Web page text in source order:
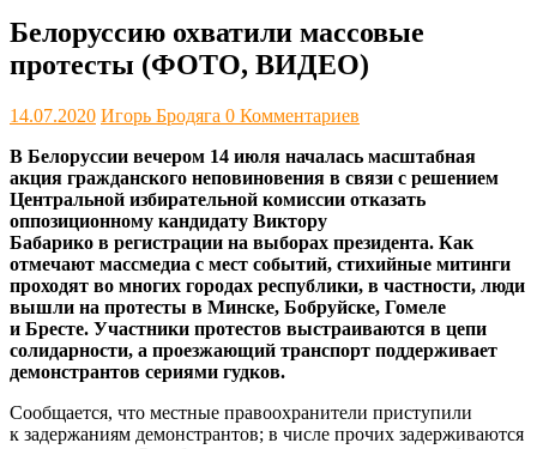
Белоруссию охватили массовые
протесты (ФОТО, ВИДЕО)
14.07.2020 Игорь Бродяга 0 Комментариев
В Белоруссии вечером 14 июля началась масштабная
акция гражданского неповиновения в связи с решением
Центральной избирательной комиссии отказать
оппозиционному кандидату Виктору
Бабарико в регистрации на выборах президента. Как
отмечают массмедиа с мест событий, стихийные митинги
проходят во многих городах республики, в частности, люди
вышли на протесты в Минске, Бобруйске, Гомеле
и Бресте. Участники протестов выстраиваются в цепи
солидарности, а проезжающий транспорт поддерживает
демонстрантов сериями гудков.
Сообщается, что местные правоохранители приступили
к задержаниям демонстрантов; в числе прочих задерживаются